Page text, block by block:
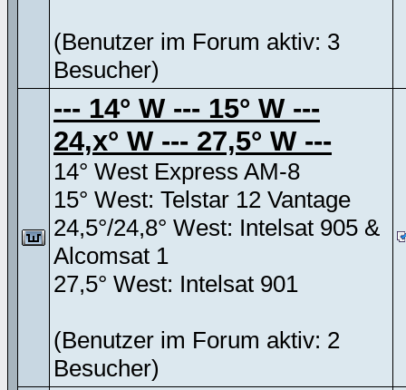
(Benutzer im Forum aktiv: 3
Besucher)
--- 14° W --- 15° W ---
24,x° W --- 27,5° W ---
14° West Express AM-8
15° West: Telstar 12 Vantage
24,5°/24,8° West: Intelsat 905 &
Alcomsat 1
27,5° West: Intelsat 901
(Benutzer im Forum aktiv: 2
Besucher)